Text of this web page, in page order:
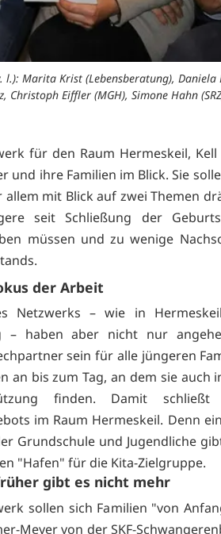
Marita Krist (Lebensberatung), Daniela
Christoph Eiffler (MGH), Simone Hahn
für den Raum Hermeskeil,
und ihre Familien im Blick. Sie
allem mit Blick auf zwei Themen
seit Schließung der
müssen und zu wenige
der Arbeit
Netzwerks – wie in
– haben aber nicht nur
sein für alle jüngeren
an bis zum Tag, an dem sie auch
finden. Damit
im Raum Hermeskeil. Denn
Grundschule und Jugendliche
"Hafen" für die Kita-Zielgruppe.
gibt es nicht mehr
sollen sich Familien "von
Meyer von der SKF-